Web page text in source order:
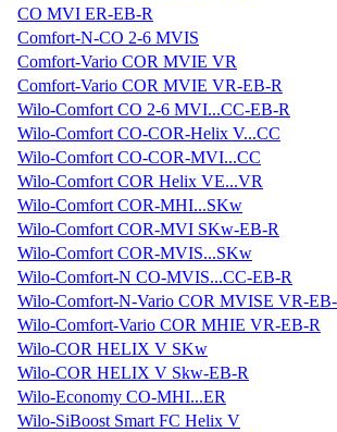
CO MVI ER-EB-R
Comfort-N-CO 2-6 MVIS
Comfort-Vario COR MVIE VR
Comfort-Vario COR MVIE VR-EB-R
Wilo-Comfort CO 2-6 MVI...CC-EB-R
Wilo-Comfort CO-COR-Helix V...CC
Wilo-Comfort CO-COR-MVI...CC
Wilo-Comfort COR Helix VE...VR
Wilo-Comfort COR-MHI...SKw
Wilo-Comfort COR-MVI SKw-EB-R
Wilo-Comfort COR-MVIS...SKw
Wilo-Comfort-N CO-MVIS...CC-EB-R
Wilo-Comfort-N-Vario COR MVISE VR-
Wilo-Comfort-Vario COR MHIE VR-EB-R
Wilo-COR HELIX V SKw
Wilo-COR HELIX V Skw-EB-R
Wilo-Economy CO-MHI...ER
Wilo-SiBoost Smart FC Helix V